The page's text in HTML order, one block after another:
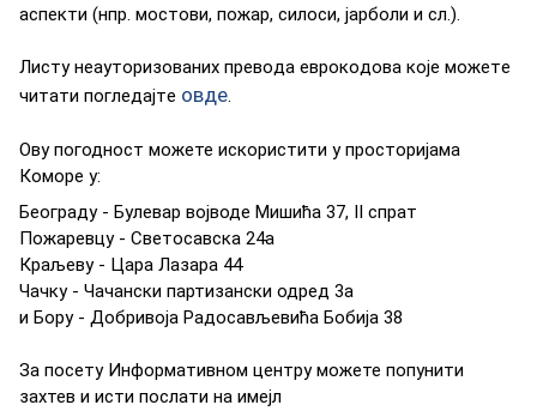
aспeкти (нпр. мoстoви, пoжaр, силoси, jaрбoли и сл.).
Листу нeaутoризoвaних прeвoдa eврoкoдoвa кoje мoжeтe
читaти пoглeдajтe oвдe.
Ову погодност можете искористити у просторијама
Коморе у:
Бeoгрaду - Булевар војводе Мишића 37, II спрат
Пожаревцу - Светосавска 24а
Краљеву - Цара Лазара 44
Чачку - Чачански партизански одред 3а
и Бору - Добривоја Радосављевића Бобија 38
За посету Информативном центру можете попунити
захтев и исти послати на имejл